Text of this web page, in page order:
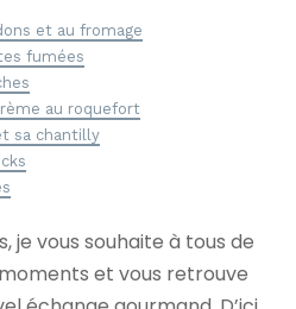
et au fromage
fumées
au roquefort
sa chantilly
je vous souhaite à tous de
et vous retrouve